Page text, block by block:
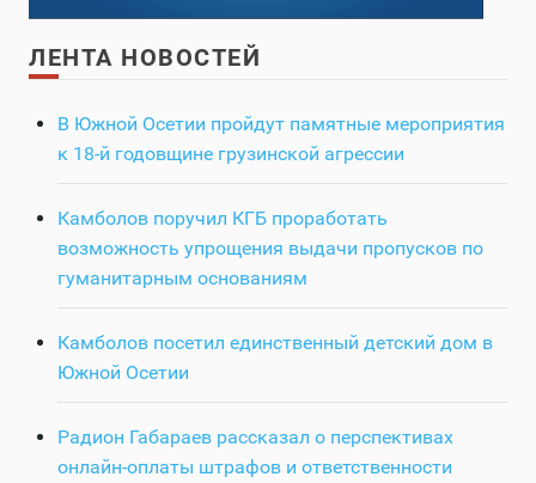
ЛЕНТА НОВОСТЕЙ
В Южной Осетии пройдут памятные мероприятия
к 18-й годовщине грузинской агрессии
Камболов поручил КГБ проработать
возможность упрощения выдачи пропусков по
гуманитарным основаниям
Камболов посетил единственный детский дом в
Южной Осетии
Радион Габараев рассказал о перспективах
онлайн-оплаты штрафов и ответственности